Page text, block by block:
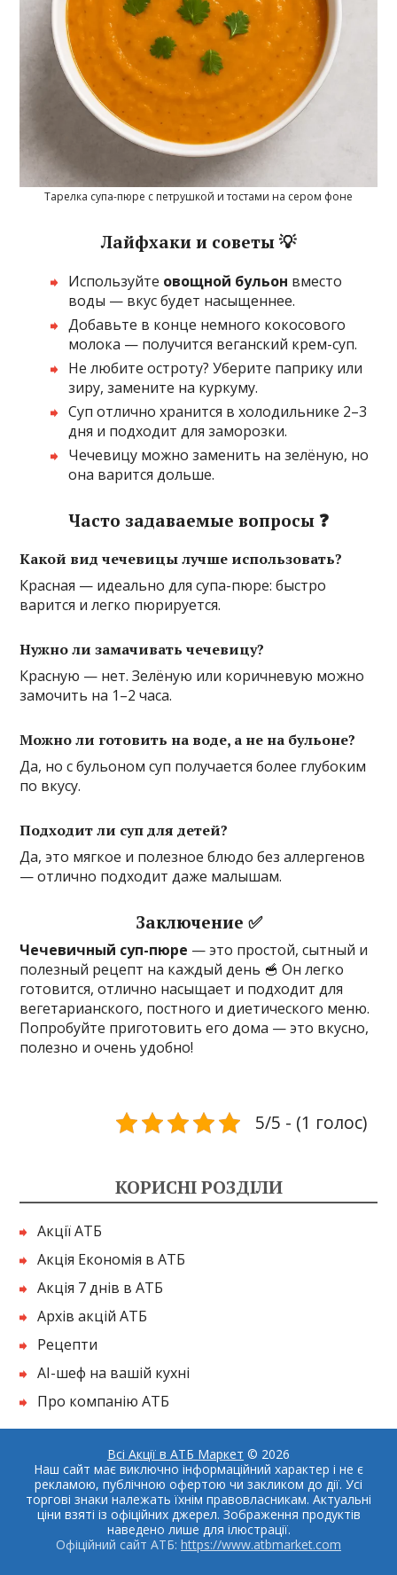
Тарелка супа-пюре с петрушкой и тостами на сером фоне
Лайфхаки и советы 💡
Используйте овощной бульон вместо
воды — вкус будет насыщеннее.
Добавьте в конце немного кокосового
молока — получится веганский крем-суп.
Не любите остроту? Уберите паприку или
зиру, замените на куркуму.
Суп отлично хранится в холодильнике 2–3
дня и подходит для заморозки.
Чечевицу можно заменить на зелёную, но
она варится дольше.
Часто задаваемые вопросы ❓
Какой вид чечевицы лучше использовать?
Красная — идеально для супа-пюре: быстро
варится и легко пюрируется.
Нужно ли замачивать чечевицу?
Красную — нет. Зелёную или коричневую можно
замочить на 1–2 часа.
Можно ли готовить на воде, а не на бульоне?
Да, но с бульоном суп получается более глубоким
по вкусу.
Подходит ли суп для детей?
Да, это мягкое и полезное блюдо без аллергенов
— отлично подходит даже малышам.
Заключение ✅
Чечевичный суп-пюре — это простой, сытный и
полезный рецепт на каждый день 🥣 Он легко
готовится, отлично насыщает и подходит для
вегетарианского, постного и диетического меню.
Попробуйте приготовить его дома — это вкусно,
полезно и очень удобно!
5/5 - (1 голос)
КОРИСНІ РОЗДІЛИ
Акції АТБ
Акція Економія в АТБ
Акція 7 днів в АТБ
Архів акцій АТБ
Рецепти
AI-шеф на вашій кухні
Про компанію АТБ
Всі Акції в АТБ Маркет © 2026
Наш сайт має виключно інформаційний характер і не є
рекламою, публічною офертою чи закликом до дії. Усі
торгові знаки належать їхнім правовласникам. Актуальні
ціни взяті із офіційних джерел. Зображення продуктів
наведено лише для ілюстрації.
Офіційний сайт АТБ: https://www.atbmarket.com